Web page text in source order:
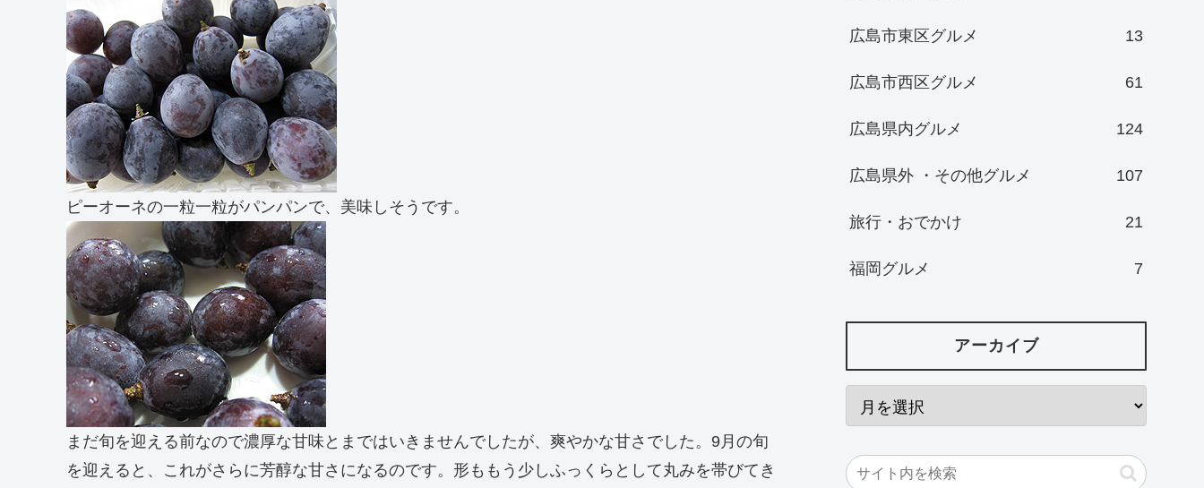
ピーオーネの一粒一粒がパンパンで、美味しそうです。
まだ旬を迎える前なので濃厚な甘味とまではいきませんでしたが、爽やかな甘さでした。9月の旬
を迎えると、これがさらに芳醇な甘さになるのです。形ももう少しふっくらとして丸みを帯びてき
広島市東区グルメ 13
広島市西区グルメ 61
広島県内グルメ 124
広島県外 ・その他グルメ 107
旅行・おでかけ 21
福岡グルメ 7
アーカイブ